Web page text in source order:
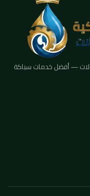
— أفضل خدمات سباكة